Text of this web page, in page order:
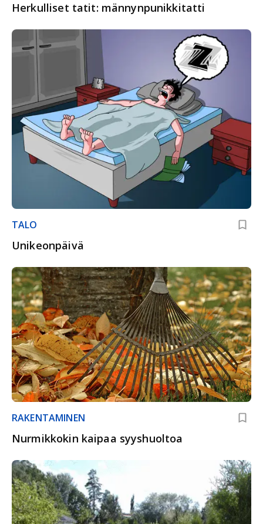
Herkulliset tatit: männynpunikkitatti
TALO
Unikeonpäivä
RAKENTAMINEN
Nurmikkokin kaipaa syyshuoltoa